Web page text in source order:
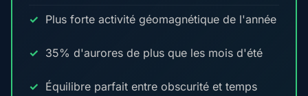
Plus forte activité géomagnétique de l'année
35% d'aurores de plus que les mois d'été
Équilibre parfait entre obscurité et temps